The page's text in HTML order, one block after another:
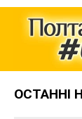
ОСТАННІ